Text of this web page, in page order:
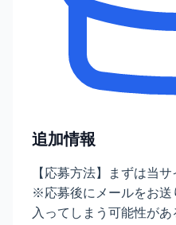
追加情報
【応募方法】まずは当
※応募後にメールをお送
入ってしまう可能性があ